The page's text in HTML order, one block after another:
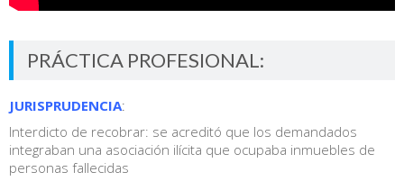
PRÁCTICA PROFESIONAL:
JURISPRUDENCIA:
Interdicto de recobrar: se acreditó que los demandados
integraban una asociación ilícita que ocupaba inmuebles de
personas fallecidas